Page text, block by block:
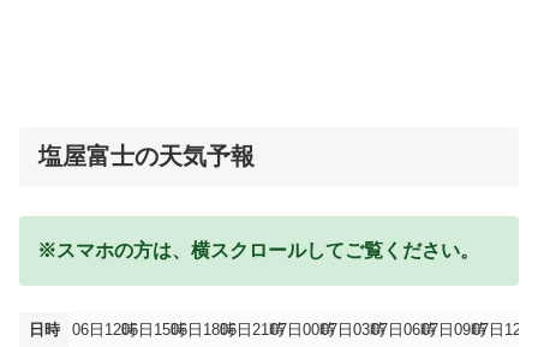
塩屋富士の天気予報
※スマホの方は、横スクロールしてご覧ください。
日時 06日12時06日15時06日18時06日21時07日00時07日03時07日06時07日09時07日12時